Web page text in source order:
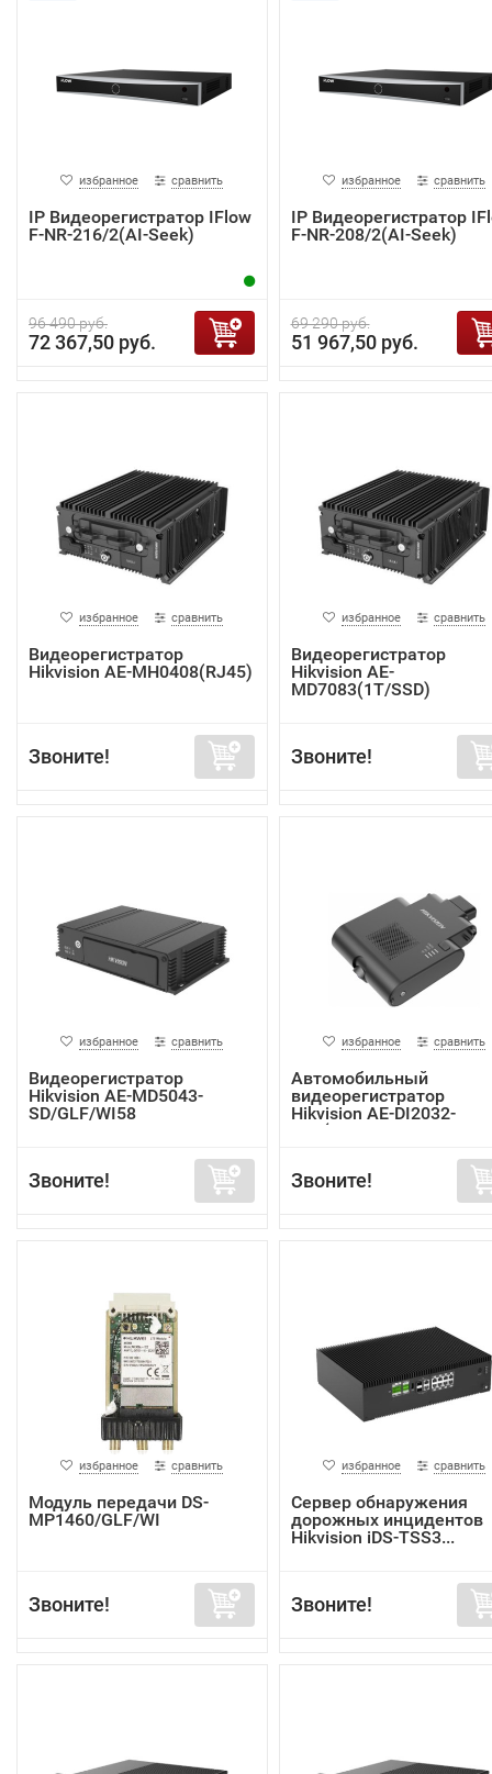
избранное сравнить
IP Видеорегистратор IFlow
F-NR-216/2(AI-Seek)
96 490 руб.
72 367,50 руб.
избранное сравнить
IP Видеорегистратор
F-NR-208/2(AI-Seek)
69 290 руб.
51 967,50 руб.
избранное сравнить
Видеорегистратор
Hikvision AE-MH0408(RJ45)
Звоните!
избранное сравнить
Видеорегистратор
Hikvision AE-
MD7083(1T/SSD)
Звоните!
избранное сравнить
Видеорегистратор
Hikvision AE-MD5043-
SD/GLF/WI58
Звоните!
избранное сравнить
Автомобильный
видеорегистратор
Hikvision AE-DI2032-
G40(In...
Звоните!
избранное сравнить
Модуль передачи DS-
MP1460/GLF/WI
Звоните!
избранное сравнить
Сервер обнаружения
дорожных инцидентов
Hikvision iDS-TSS3...
Звоните!